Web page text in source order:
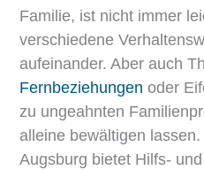
Familie, ist nicht immer
verschiedene
aufeinander. Aber auch
Fernbeziehungen oder
zu ungeahnten
alleine bewältigen
Augsburg bietet Hilfs-